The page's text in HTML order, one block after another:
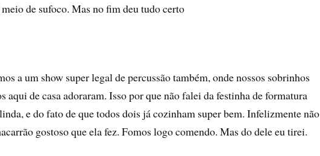
de sufoco. Mas no fim deu tudo certo
a um show super legal de percussão também, onde nossos sobrinhos
aqui de casa adoraram. Isso por que não falei da festinha de formatura
e do fato de que todos dois já cozinham super bem. Infelizmente não
gostoso que ela fez. Fomos logo comendo. Mas do dele eu tirei.